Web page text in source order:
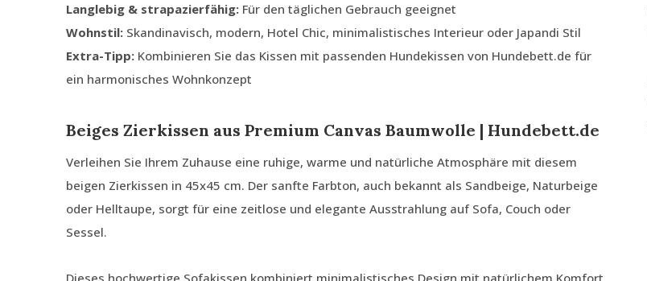
Langlebig & strapazierfähig: Für den täglichen Gebrauch geeignet
Wohnstil: Skandinavisch, modern, Hotel Chic, minimalistisches Interieur oder Japandi Stil
Extra-Tipp: Kombinieren Sie das Kissen mit passenden Hundekissen von Hundebett.de für
ein harmonisches Wohnkonzept
Beiges Zierkissen aus Premium Canvas Baumwolle | Hundebett.de
Verleihen Sie Ihrem Zuhause eine ruhige, warme und natürliche Atmosphäre mit diesem
beigen Zierkissen in 45x45 cm. Der sanfte Farbton, auch bekannt als Sandbeige, Naturbeige
oder Helltaupe, sorgt für eine zeitlose und elegante Ausstrahlung auf Sofa, Couch oder
Sessel.
Dieses hochwertige Sofakissen kombiniert minimalistisches Design mit natürlichem Komfort